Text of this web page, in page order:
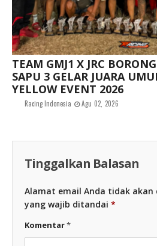
TEAM GMJ1 X JRC
SAPU 3 GELAR JUARA
YELLOW EVENT 2026
Racing Indonesia Agu 02, 2026
Tinggalkan Balasan
Alamat email Anda tidak akan
yang wajib ditandai *
Komentar*